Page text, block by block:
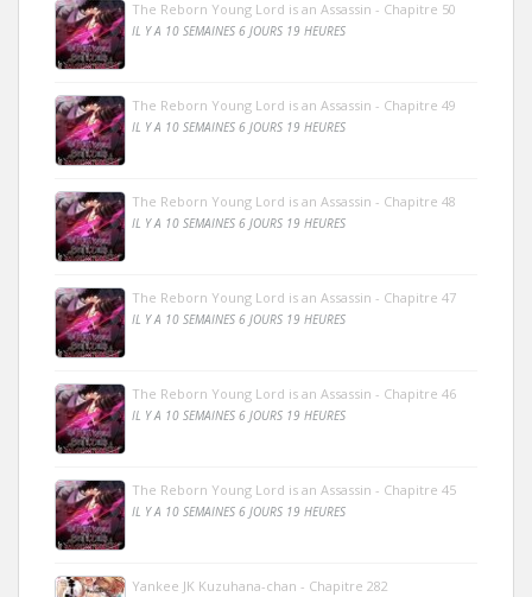
The Reborn Young Lord is an Assassin - Chapitre 50
IL Y A 10 SEMAINES 6 JOURS 19 HEURES
The Reborn Young Lord is an Assassin - Chapitre 49
IL Y A 10 SEMAINES 6 JOURS 19 HEURES
The Reborn Young Lord is an Assassin - Chapitre 48
IL Y A 10 SEMAINES 6 JOURS 19 HEURES
The Reborn Young Lord is an Assassin - Chapitre 47
IL Y A 10 SEMAINES 6 JOURS 19 HEURES
The Reborn Young Lord is an Assassin - Chapitre 46
IL Y A 10 SEMAINES 6 JOURS 19 HEURES
The Reborn Young Lord is an Assassin - Chapitre 45
IL Y A 10 SEMAINES 6 JOURS 19 HEURES
Yankee JK Kuzuhana-chan - Chapitre 282